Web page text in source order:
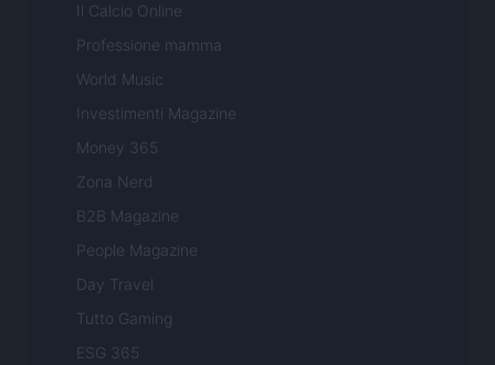
Il Calcio Online
Professione mamma
World Music
Investimenti Magazine
Money 365
Zona Nerd
B2B Magazine
People Magazine
Day Travel
Tutto Gaming
ESG 365